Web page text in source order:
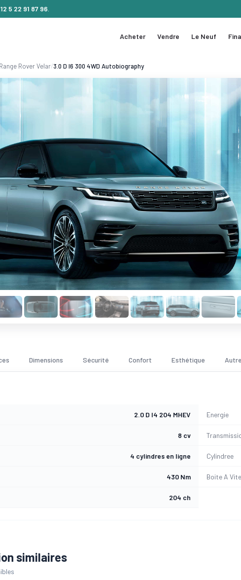
5 22 91 87 96
Acheter Vendre Le Neuf
Rover Velar/3.0 D I6 300 4WD Autobiography
Dimensions Sécurité Confort Esthétique
2.0 D I4 204 MHEV Energie
8 cv
4 cylindres en ligne Cylindree
430 Nm Boite A
204 ch
similaires